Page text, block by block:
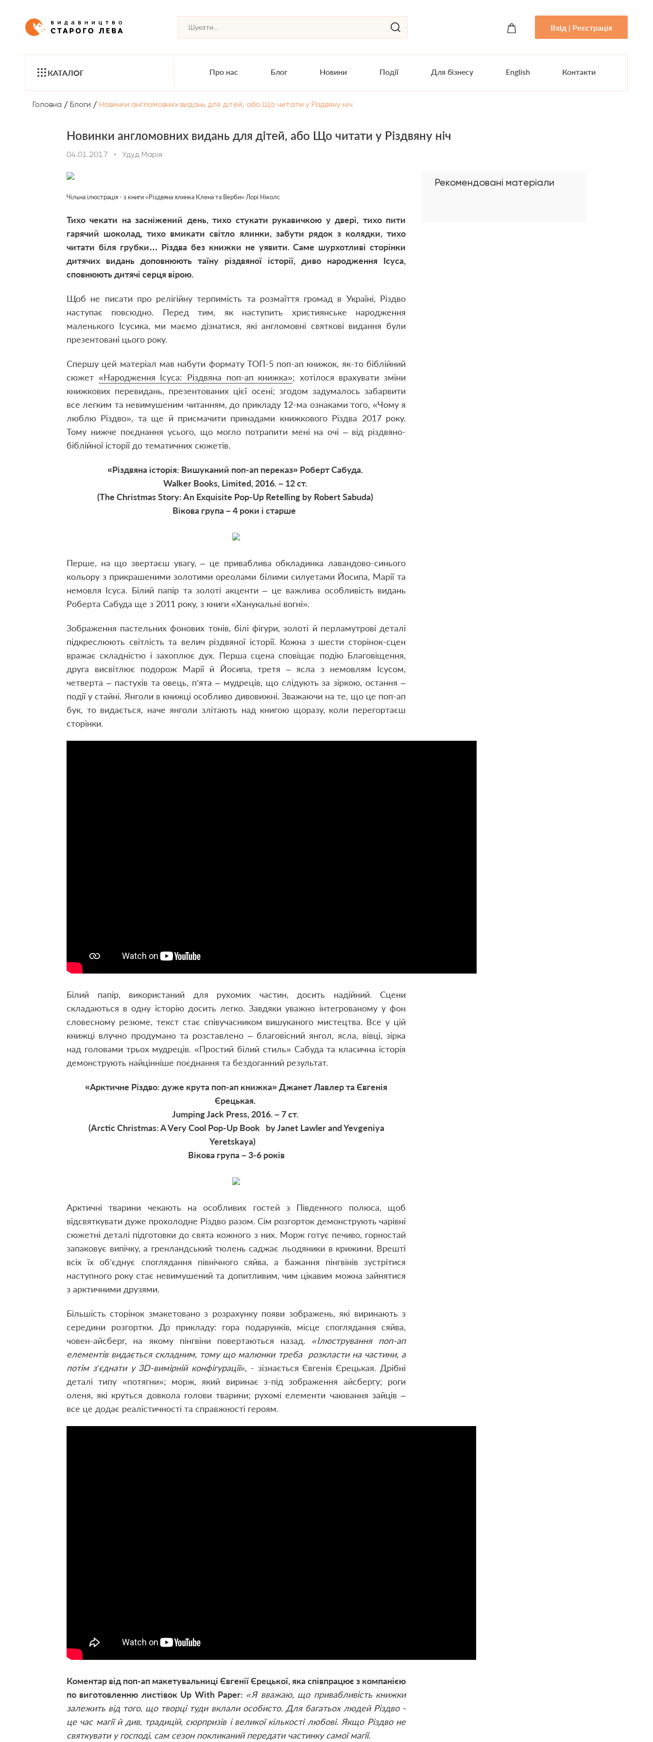
Вхід | Реєстрація
КАТАЛОГ Про нас Блог Новини Події Для бізнесу English Контакти
Головна / Блоги / Новинки англомовних видань для дітей, або Що читати у Різдвяну ніч
Новинки англомовних видань для дітей, або Що читати у Різдвяну ніч
04.01.2017 • Удуд Марія
Чільна ілюстрація - з книги «Різдвяна ялинка Клена та Верби» Лорі Ніколс
Тихо чекати на засніжений день, тихо стукати рукавичкою у двері, тихо пити
гарячий шоколад, тихо вмикати світло ялинки, забути рядок з колядки, тихо
читати біля грубки… Різдва без книжки не уявити. Саме шурхотливі сторінки
дитячих видань доповнюють таїну різдвяної історії, диво народження Ісуса,
сповнюють дитячі серця вірою.
Щоб не писати про релігійну терпимість та розмаїття громад в Україні, Різдво
наступає повсюдно. Перед тим, як наступить християнське народження
маленького Ісусика, ми маємо дізнатися, які англомовні святкові видання були
презентовані цього року.
Спершу цей матеріал мав набути формату ТОП-5 поп-ап книжок, як-то біблійний
сюжет «Народження Ісуса: Різдвяна поп-ап книжка»; хотілося врахувати зміни
книжкових перевидань, презентованих цієї осені; згодом задумалось забарвити
все легким та невимушеним читанням, до прикладу 12-ма ознаками того, «Чому я
люблю Різдво», та ще й присмачити принадами книжкового Різдва 2017 року.
Тому нижче поєднання усього, що могло потрапити мені на очі – від різдвяно-
біблійної історії до тематичних сюжетів.
«Різдвяна історія: Вишуканий поп-ап переказ» Роберт Сабуда.
Walker Books, Limited, 2016. – 12 ст.
(The Christmas Story: An Exquisite Pop-Up Retelling by Robert Sabuda)
Вікова група – 4 роки і старше
Перше, на що звертаєш увагу, – це приваблива обкладинка лавандово-синього
кольору з прикрашеними золотими ореолами білими силуетами Йосипа, Марії та
немовля Ісуса. Білий папір та золоті акценти – це важлива особливість видань
Роберта Сабуда ще з 2011 року, з книги «Ханукальні вогні».
Зображення пастельних фонових тонів, білі фігури, золоті й перламутрові деталі
підкреслюють світлість та велич різдвяної історії. Кожна з шести сторінок-сцен
вражає складністю і захоплює дух. Перша сцена сповіщає подію Благовіщення,
друга висвітлює подорож Марії й Йосипа, третя – ясла з немовлям Ісусом,
четверта – пастухів та овець, п’ята – мудреців, що слідують за зіркою, остання –
події у стайні. Янголи в книжці особливо дивовижні. Зважаючи на те, що це поп-ап
бук, то видається, наче янголи злітають над книгою щоразу, коли перегортаєш
сторінки.
Білий папір, використаний для рухомих частин, досить надійний. Сцени
складаються в одну історію досить легко. Завдяки уважно інтегрованому у фон
словесному резюме, текст стає співучасником вишуканого мистецтва. Все у цій
книжці влучно продумано та розставлено – благовісний янгол, ясла, вівці, зірка
над головами трьох мудреців. «Простий білий стиль» Сабуда та класична історія
демонструють найцінніше поєднання та бездоганний результат.
«Арктичне Різдво: дуже крута поп-ап книжка» Джанет Лавлер та Євгенія
Єрецькая.
Jumping Jack Press, 2016. – 7 ст.
(Arctic Christmas: A Very Cool Pop-Up Book by Janet Lawler and Yevgeniya
Yeretskaya)
Вікова група – 3-6 років
Арктичні тварини чекають на особливих гостей з Південного полюса, щоб
відсвяткувати дуже прохолодне Різдво разом. Сім розгорток демонструють чарівні
сюжетні деталі підготовки до свята кожного з них. Морж готує печиво, горностай
запаковує випічку, а гренландський тюлень саджає льодяники в крижини. Врешті
всіх їх об’єднує споглядання північного сяйва, а бажання пінгвінів зустрітися
наступного року стає невимушений та допитливим, чим цікавим можна зайнятися
з арктичними друзями.
Більшість сторінок змакетовано з розрахунку появи зображень, які виринають з
середини розгортки. До прикладу: гора подарунків, місце споглядання сяйва,
човен-айсберг, на якому пінгвіни повертаються назад. «Ілюстрування поп-ап
елементів видається складним, тому що малюнки треба розкласти на частини, а
потім з’єднати у 3D-вимірній конфігурації», - зізнається Євгенія Єрецькая. Дрібні
деталі типу «потягни»; морж, який виринає з-під зображення айсбергу; роги
оленя, які круться довкола голови тварини; рухомі елементи чаювання зайців –
все це додає реалістичності та справжності героям.
Коментар від поп-ап макетувальниці Євгенії Єрецької, яка співпрацює з компанією
по виготовленню листівок Up With Paper: «Я вважаю, що привабливість книжки
залежить від того, що творці туди вклали особисто. Для багатьох людей Різдво -
це час магії й див, традицій, сюрпризів і великої кількості любові. Якщо Різдво не
святкувати у господі, сам сезон покликаний передати частинку самої магії.
Рекомендовані матеріали